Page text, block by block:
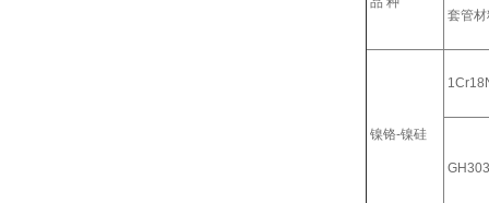
套管材
镍铬-镍硅